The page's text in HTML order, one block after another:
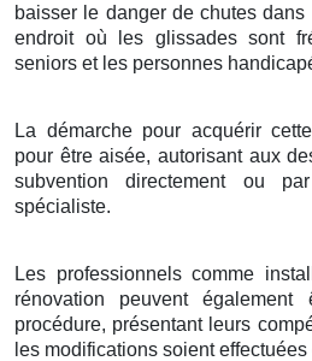
baisser le danger de chutes
endroit où les glissades sont
seniors et les personnes
La démarche pour acquérir
pour être aisée, autorisant aux
subvention directement ou
spécialiste.
Les professionnels comme
rénovation peuvent
procédure, présentant leurs
les modifications soient